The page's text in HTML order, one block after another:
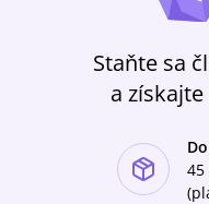
Staňte sa
a
45